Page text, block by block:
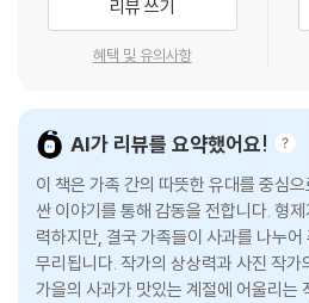
드디어 빨간 사과가 열린 날!
저 멀리 빨간 사과 한 개가 보입니다.
신나게 계단을 내려 달려가는 지구의 귓가
“당근이...당근이 어디 있더라?“
지구는 할아버지의 목소리를 모른 채 할
지구의 눈에 보이는 당근은 할아버지 눈
할아버지께 당근을 찾아드렸으니,
리뷰 쓰기
혜택 및 유의사항
AI가 리뷰를 요약했어요!
이 책은 가족 간의 따뜻한 유대를 중심
싼 이야기를 통해 감동을 전합니다. 형
력하지만, 결국 가족들이 사과를 나누
무리됩니다. 작가의 상상력과 사진 작
가을의 사과가 맛있는 계절에 어울리는